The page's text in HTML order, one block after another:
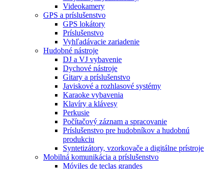
Videokamery
GPS a príslušenstvo
GPS lokátory
Príslušenstvo
Vyhľadávacie zariadenie
Hudobné nástroje
DJ a VJ vybavenie
Dychové nástroje
Gitary a príslušenstvo
Javiskové a rozhlasové systémy
Karaoke vybavenia
Klavíry a klávesy
Perkusie
Počítačový záznam a spracovanie
Príslušenstvo pre hudobníkov a hudobnú
produkciu
Syntetizátory, vzorkovače a digitálne prístroje
Mobilná komunikácia a príslušenstvo
Móviles de teclas grandes